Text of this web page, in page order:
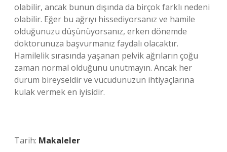
olabilir, ancak bunun dışında da birçok farklı nedeni
olabilir. Eğer bu ağrıyı hissediyorsanız ve hamile
olduğunuzu düşünüyorsanız, erken dönemde
doktorunuza başvurmanız faydalı olacaktır.
Hamilelik sırasında yaşanan pelvik ağrıların çoğu
zaman normal olduğunu unutmayın. Ancak her
durum bireyseldir ve vücudunuzun ihtiyaçlarına
kulak vermek en iyisidir.
Tarih: Makaleler